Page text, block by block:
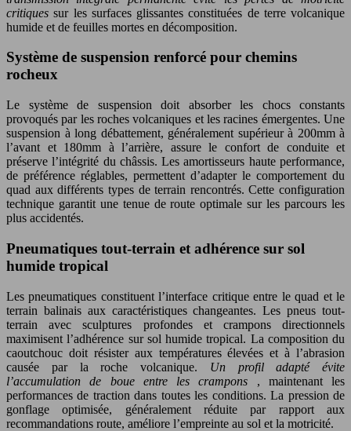
critiquessur les surfaces glissantes constituées de terre volcanique
humide et de feuilles mortes en décomposition.
Système de suspension renforcé pour chemins
rocheux
Le système de suspension doit absorber les chocs constants
provoqués par les roches volcaniques et les racines émergentes. Une
suspension à long débattement, généralement supérieur à 200mm à
l’avant et 180mm à l’arrière, assure le confort de conduite et
préserve l’intégrité du châssis. Les amortisseurs haute performance,
de préférence réglables, permettent d’adapter le comportement du
quad aux différents types de terrain rencontrés. Cette configuration
technique garantit une tenue de route optimale sur les parcours les
plus accidentés.
Pneumatiques tout-terrain et adhérence sur sol
humide tropical
Les pneumatiques constituent l’interface critique entre le quad et le
terrain balinais aux caractéristiques changeantes. Les pneus tout-
terrain avec sculptures profondes et crampons directionnels
maximisent l’adhérence sur sol humide tropical. La composition du
caoutchouc doit résister aux températures élevées et à l’abrasion
causée par la roche volcanique. Un profil adapté évite
l’accumulation de boue entre les crampons , maintenant les
performances de traction dans toutes les conditions. La pression de
gonflage optimisée, généralement réduite par rapport aux
recommandations route, améliore l’empreinte au sol et la motricité.